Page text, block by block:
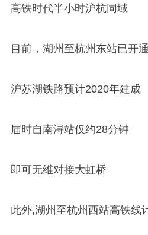
高铁时代半小时沪杭同域
目前，湖州至杭州东站已开
沪苏湖铁路预计2020年建成
届时自南浔站仅约28分钟
即可无维对接大虹桥
此外,湖州至杭州西站高铁线